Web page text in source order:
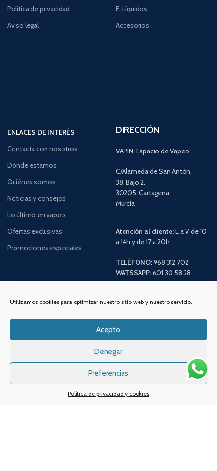
Utilizamos cookies para optimizar nuestro sitio web y nuestro servicio.
Acepto
Denegar
Preferencias
Política de privacidad y cookies
Política de privacidad
Aviso legal
E-Líquidos
Accesorios
ENLACES DE INTERÉS
Contacta con nosotros
Dónde estamos
Quiénes somos
Noticias y consejos
Lo último en vapeo
Ofertas exclusivas
Promociones especiales
DIRECCIÓN
VAPIN, Espacio de Vapeo
C/Alameda de San Antón,
38, Bajo 2,
30205, Cartagena,
Murcia
Atención al cliente:L a V de 10
a 14h y de 17 a 20h
TELÉFONO:968 312 702
WATSSAPP:601 30 58 28
Email:info@vapeo.es